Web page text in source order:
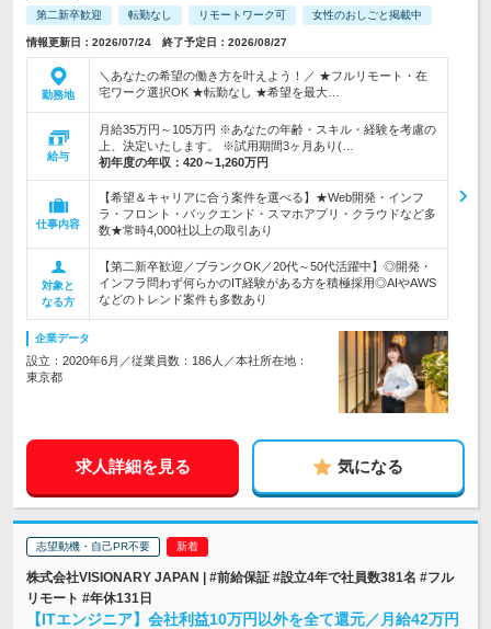
第二新卒歓迎 転勤なし リモートワーク可 女性のおしごと掲載中
情報更新日：2026/07/24 終了予定日：2026/08/27
勤務地
＼あなたの希望の働き方を叶えよう！／ ★フルリモート・在
宅ワーク選択OK ★転勤なし ★希望を最大…
給与
月給35万円～105万円 ※あなたの年齢・スキル・経験を考慮の
上、決定いたします。 ※試用期間3ヶ月あり(…
初年度の年収： 420～1,260万円
仕事内容
【希望＆キャリアに合う案件を選べる】★Web開発・インフ
ラ・フロント・バックエンド・スマホアプリ・クラウドなど多
数★常時4,000社以上の取引あり
対象と
なる方
【第二新卒歓迎／ブランクOK／20代～50代活躍中】◎開発・
インフラ問わず何らかのIT経験がある方を積極採用◎AIやAWS
などのトレンド案件も多数あり
企業データ
設立：2020年6月／従業員数：186人／本社所在地：
東京都
求人詳細を見る 気になる
志望動機・自己PR不要
株式会社VISIONARY JAPAN | #前給保証 #設立4年で社員数381名 #フル
リモート #年休131日
【ITエンジニア】会社利益10万円以外を全て還元／月給42万円